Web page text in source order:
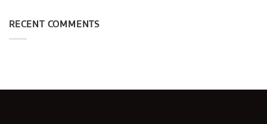
RECENT COMMENTS